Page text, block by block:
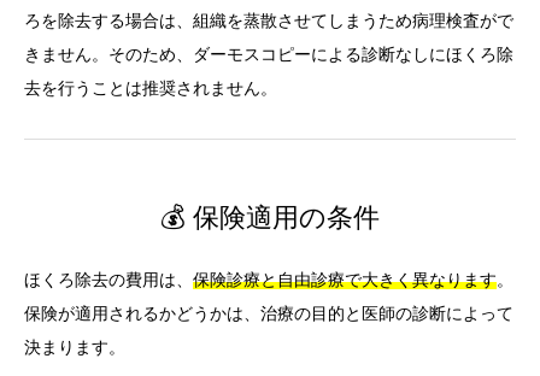
ろを除去する場合は、組織を蒸散させてしまうため病理検査がで
きません。そのため、ダーモスコピーによる診断なしにほくろ除
去を行うことは推奨されません。
💰 保険適用の条件
ほくろ除去の費用は、 保険診療と自由診療で大きく異なります。
保険が適用されるかどうかは、治療の目的と医師の診断によって
決まります。